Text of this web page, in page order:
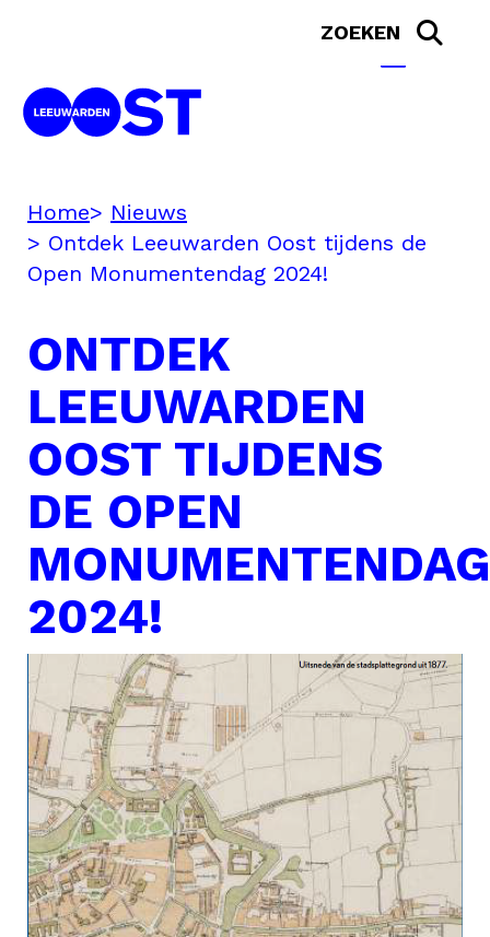
Home
Nieuws
Ontdek Leeuwarden Oost tijdens de
Open Monumentendag 2024!
ONTDEK
LEEUWARDEN
OOST TIJDENS
DE OPEN
MONUMENTENDAG
2024!